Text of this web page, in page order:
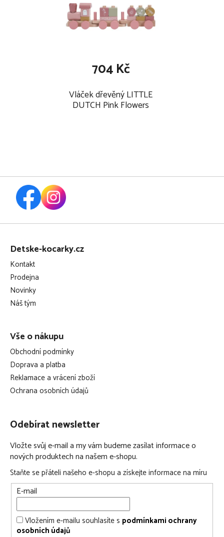
Vláček dřevěný LITTLE
DUTCH Pink Flowers
704 Kč
Z
Detske-kocarky.cz
Kontakt
Prodejna
Novinky
Náš tým
Vše o nákupu
Obchodní podmínky
Doprava a platba
Reklamace a vrácení zboží
Ochrana osobních údajů
Odebírat newsletter
Vložte svůj e-mail a my vám budeme zasílat informace o
nových produktech na našem e-shopu.
Staňte se přáteli našeho e-shopu a získejte informace na míru
E-mail
Vložením e-mailu souhlasíte s podmínkami ochrany
osobních údajů